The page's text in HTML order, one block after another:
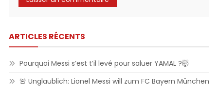
ARTICLES RÉCENTS
Pourquoi Messi s’est t’il levé pour saluer YAMAL ?🤯
🚨 Unglaublich: Lionel Messi will zum FC Bayern München